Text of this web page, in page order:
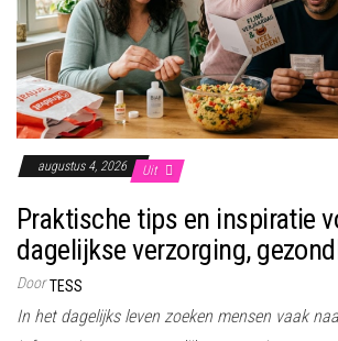
augustus 4, 2026 Uit
Praktische tips en inspiratie
dagelijkse verzorging,
Door TESS
In het dagelijks leven zoeken mensen vaak